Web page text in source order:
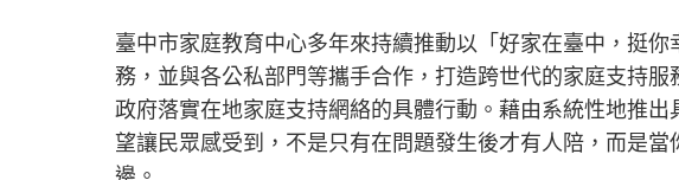
臺中市家庭教育中心多年來持續推動以「好家在臺中，挺
務，並與各公私部門等攜手合作，打造跨世代的家庭支持
政府落實在地家庭支持網絡的具體行動。藉由系統性地推
望讓民眾感受到，不是只有在問題發生後才有人陪，而是